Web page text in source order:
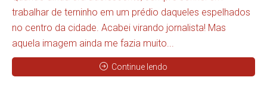
trabalhar de terninho em um prédio daqueles espelhados
no centro da cidade. Acabei virando jornalista! Mas
aquela imagem ainda me fazia muito...
Continue lendo